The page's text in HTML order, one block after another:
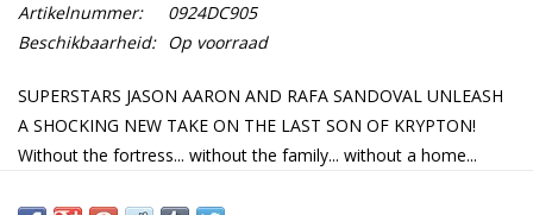
Artikelnummer:
0924DC905
Beschikbaarheid: Op voorraad
SUPERSTARS JASON AARON AND RAFA SANDOVAL UNLEASH
A SHOCKING NEW TAKE ON THE LAST SON OF KRYPTON!
Without the fortress... without the family... without a home...